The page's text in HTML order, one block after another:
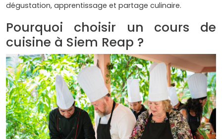
dégustation, apprentissage et partage culinaire.
Pourquoi choisir un cours de
cuisine à Siem Reap ?